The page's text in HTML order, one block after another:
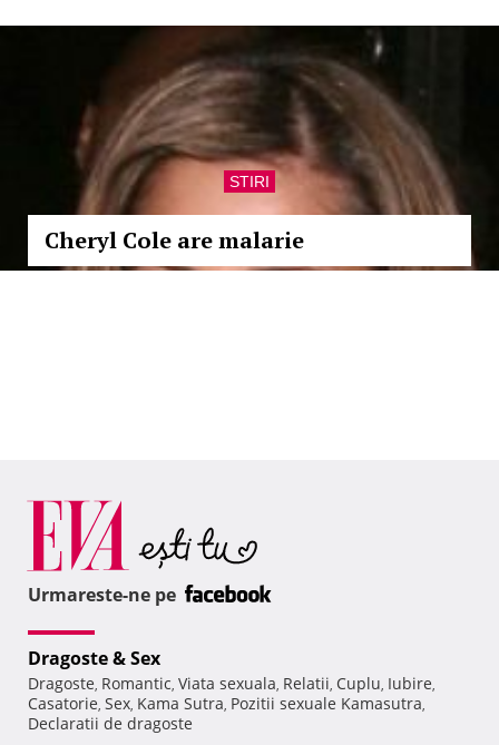
STIRI
Cheryl Cole are malarie
Urmareste-ne pe
Dragoste & Sex
Dragoste, Romantic, Viata sexuala, Relatii, Cuplu, Iubire,
Casatorie, Sex, Kama Sutra, Pozitii sexuale Kamasutra,
Declaratii de dragoste